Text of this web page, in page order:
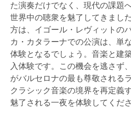
た演奏だけでなく、現代の課題
世界中の聴衆を魅了してきまし
方は、イゴール・レヴィットの
カ・カタラーナでの公演は、単
体験となるでしょう。音楽と建
入体験です。この機会を逃さず
がバルセロナの最も尊敬される
クラシック音楽の境界を再定義
魅了される一夜を体験してくださ